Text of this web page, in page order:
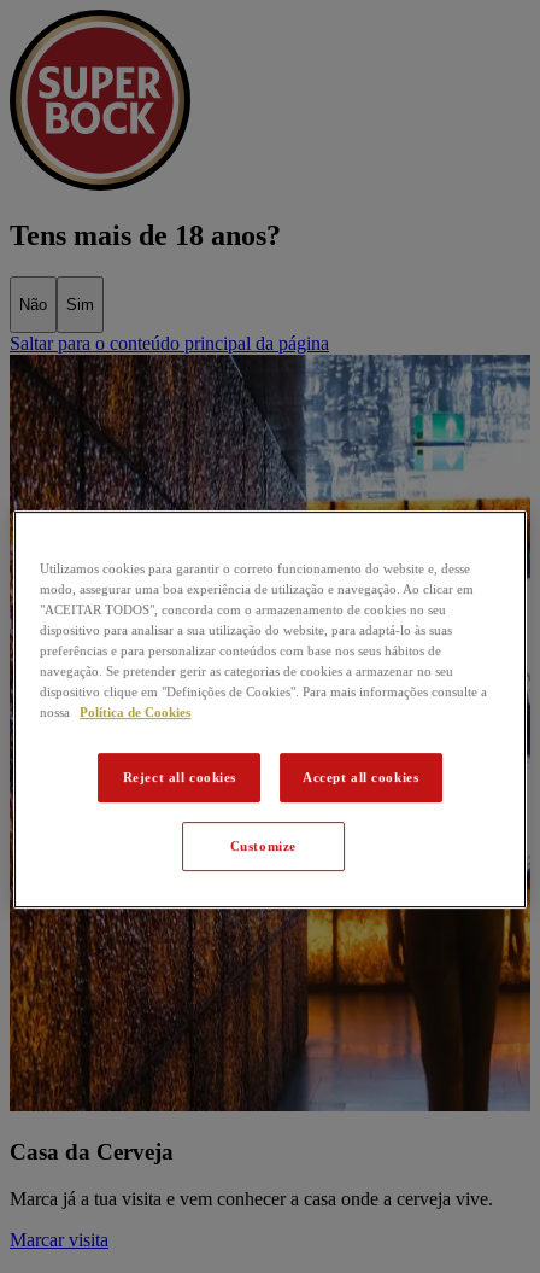
Tens mais de 18 anos?
Não Sim
Saltar para o conteúdo principal da página
Casa da Cerveja
Marca já a tua visita e vem conhecer a casa onde a cerveja vive.
Marcar visita
Utilizamos cookies para garantir o correto funcionamento do website e, desse
modo, assegurar uma boa experiência de utilização e navegação. Ao clicar em
"ACEITAR TODOS", concorda com o armazenamento de cookies no seu
dispositivo para analisar a sua utilização do website, para adaptá-lo às suas
preferências e para personalizar conteúdos com base nos seus hábitos de
navegação. Se pretender gerir as categorias de cookies a armazenar no seu
dispositivo clique em "Definições de Cookies". Para mais informações consulte a
nossa
Política de Cookies
Reject all cookies Accept all cookies
Customize